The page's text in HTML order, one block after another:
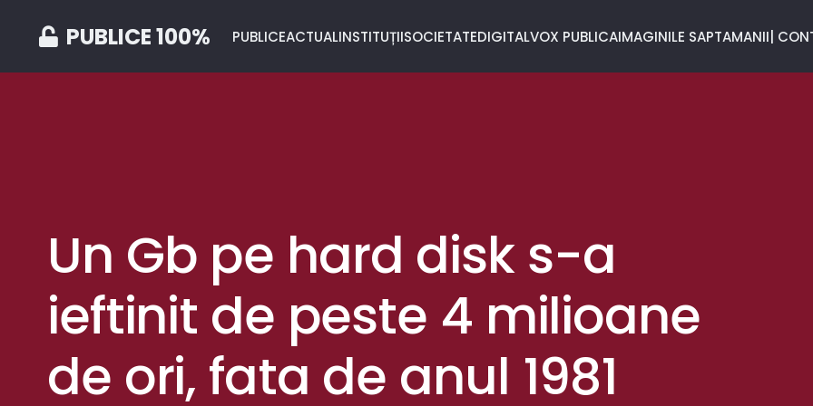
PUBLICE 100% PUBLICEACTUALINSTITUȚIISOCIETATEDIGITALVOX PUBLICAIMAGINILE SAPTAMANII|
Un Gb pe hard disk s-a
ieftinit de peste 4 milioane
de ori, fata de anul 1981